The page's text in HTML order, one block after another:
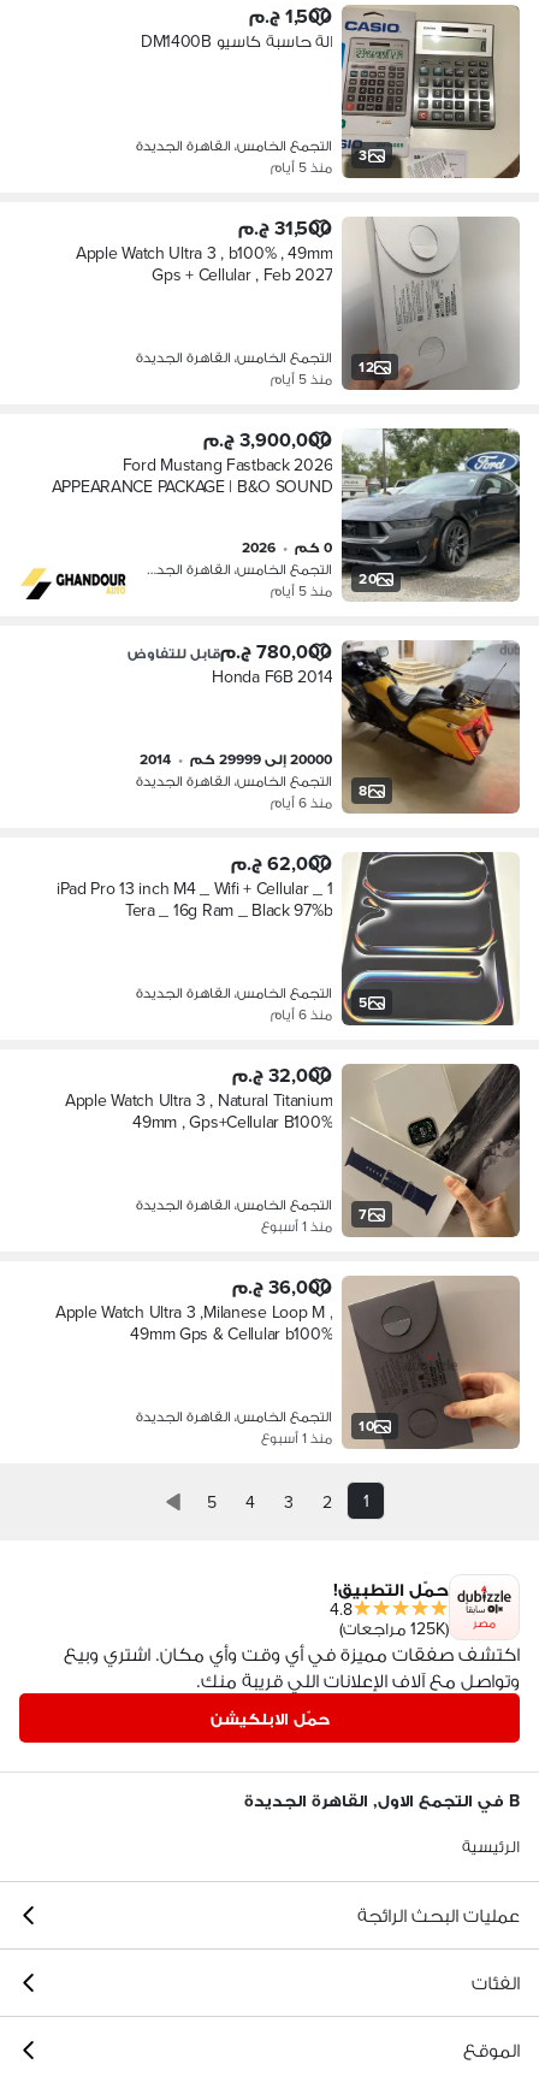
3
1,500 ج.م
الة حاسبة كاسيو DM1400B
التجمع الخامس، القاهرة الجديدة
منذ 5 أيام
12
31,500 ج.م
Apple Watch Ultra 3 , b100% , 49mm
Gps + Cellular , Feb 2027
التجمع الخامس، القاهرة الجديدة
منذ 5 أيام
20
3,900,000 ج.م
2026 Ford Mustang Fastback
APPEARANCE PACKAGE | B&O SOUND
0 كم •
2026
التجمع الخامس، القاهرة الجديدة
منذ 5 أيام
8
780,000 ج.م قابل للتفاوض
2014 Honda F6B
20000 إلى 29999 كم •
2014
التجمع الخامس، القاهرة الجديدة
منذ 6 أيام
5
62,000 ج.م
iPad Pro 13 inch M4 _ Wifi + Cellular _ 1
Tera _ 16g Ram _ Black 97%b
التجمع الخامس، القاهرة الجديدة
منذ 6 أيام
7
32,000 ج.م
Apple Watch Ultra 3 , Natural Titanium
49mm , Gps+Cellular B100%
التجمع الخامس، القاهرة الجديدة
منذ 1 أسبوع
10
36,000 ج.م
Apple Watch Ultra 3 ,Milanese Loop M ,
49mm Gps & Cellular b100%
التجمع الخامس، القاهرة الجديدة
منذ 1 أسبوع
1
2
3
4
5
مصر
حمّل التطبيق!
4.8
(125K مراجعات)
اكتشف صفقات مميزة في أي وقت وأي مكان. اشتري وبيع
وتواصل مع آلاف الإعلانات اللي قريبة منك.
حمّل الابلكيشن
B في التجمع الاول, القاهرة الجديدة
الرئيسية
عمليات البحث الرائجة
الفئات
الموقع